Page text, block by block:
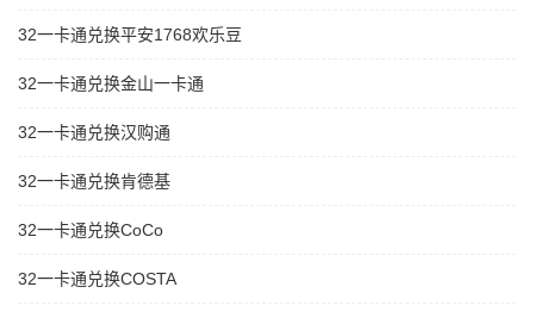
32一卡通兑换平安1768欢乐豆
32一卡通兑换金山一卡通
32一卡通兑换汉购通
32一卡通兑换肯德基
32一卡通兑换CoCo
32一卡通兑换COSTA